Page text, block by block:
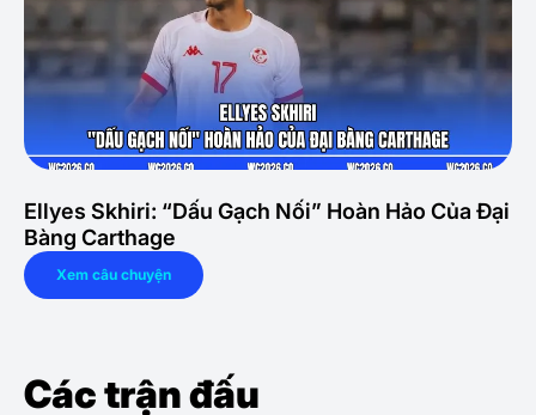
Ellyes Skhiri: “Dấu Gạch Nối” Hoàn Hảo Của Đại
Bàng Carthage
Xem câu chuyện
Các trận đấu